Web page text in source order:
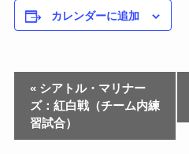
カレンダーに追加
«シアトル・マリナー
ズ：紅白戦（チーム内練
習試合）